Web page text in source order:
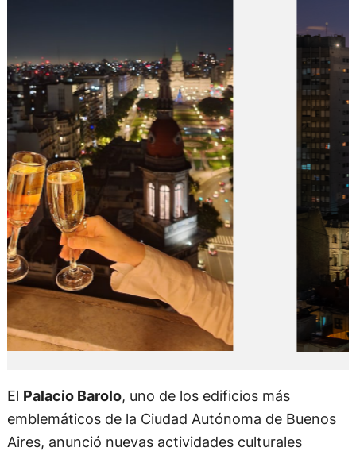
El Palacio Barolo, uno de los edificios más
emblemáticos de la Ciudad Autónoma de Buenos
Aires, anunció nuevas actividades culturales